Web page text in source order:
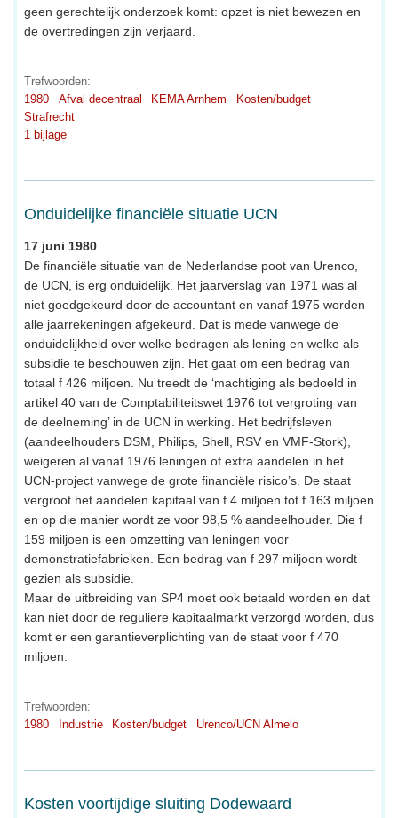
geen gerechtelijk onderzoek komt: opzet is niet bewezen en
de overtredingen zijn verjaard.
Trefwoorden:
1980
Afval decentraal KEMA Arnhem
Kosten/budget
Strafrecht
1 bijlage
Onduidelijke financiële situatie UCN
17 juni 1980
De financiële situatie van de Nederlandse poot van Urenco,
de UCN, is erg onduidelijk. Het jaarverslag van 1971 was al
niet goedgekeurd door de accountant en vanaf 1975 worden
alle jaarrekeningen afgekeurd. Dat is mede vanwege de
onduidelijkheid over welke bedragen als lening en welke als
subsidie te beschouwen zijn. Het gaat om een bedrag van
totaal f 426 miljoen. Nu treedt de ‘machtiging als bedoeld in
artikel 40 van de Comptabiliteitswet 1976 tot vergroting van
de deelneming’ in de UCN in werking. Het bedrijfsleven
(aandeelhouders DSM, Philips, Shell, RSV en VMF-Stork),
weigeren al vanaf 1976 leningen of extra aandelen in het
UCN-project vanwege de grote financiële risico’s. De staat
vergroot het aandelen kapitaal van f 4 miljoen tot f 163 miljoen
en op die manier wordt ze voor 98,5 % aandeelhouder. Die f
159 miljoen is een omzetting van leningen voor
demonstratiefabrieken. Een bedrag van f 297 miljoen wordt
gezien als subsidie.
Maar de uitbreiding van SP4 moet ook betaald worden en dat
kan niet door de reguliere kapitaalmarkt verzorgd worden, dus
komt er een garantieverplichting van de staat voor f 470
miljoen.
Trefwoorden:
1980
Industrie Kosten/budget Urenco/UCN Almelo
Kosten voortijdige sluiting Dodewaard